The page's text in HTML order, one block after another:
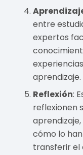
entre
expertos
aprendizaje.
Reflexión:
reflexionen
cómo lo
transferir el